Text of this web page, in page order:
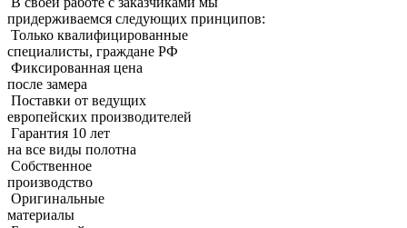
придерживаемcя следующих принципов:
Только квалифицированные
специалисты, граждане РФ
Фиксированная цена
после замера
Поставки от ведущих
европейских производителей
Гарантия 10 лет
на все виды полотна
Собственное
производство
Оригинальные
материалы